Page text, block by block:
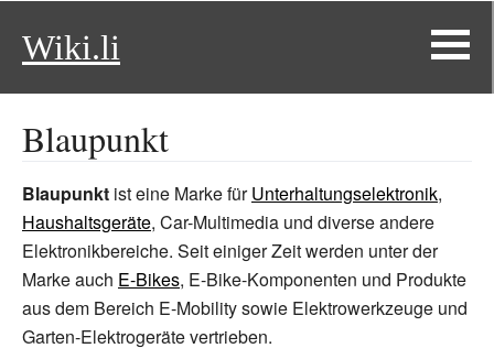
Wiki.li
Blaupunkt
Blaupunkt ist eine Marke fürUnterhaltungselektronik,
Haushaltsgeräte, Car-Multimedia und diverse andere
Elektronikbereiche. Seit einiger Zeit werden unter der
Marke auch E-Bikes, E-Bike-Komponenten und Produkte
aus dem Bereich E-Mobility sowie Elektrowerkzeuge und
Garten-Elektrogeräte vertrieben.